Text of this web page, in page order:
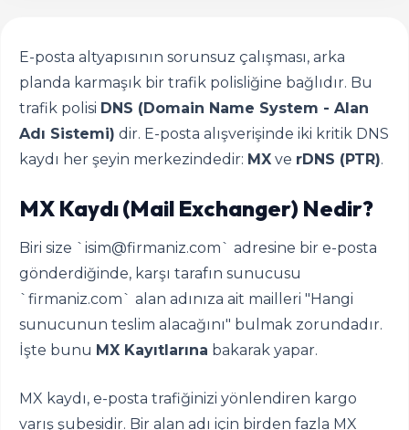
E-posta altyapısının sorunsuz çalışması, arka
planda karmaşık bir trafik polisliğine bağlıdır. Bu
trafik polisi DNS (Domain Name System - Alan
Adı Sistemi) dir. E-posta alışverişinde iki kritik DNS
kaydı her şeyin merkezindedir: MX ve rDNS (PTR).
MX Kaydı (Mail Exchanger) Nedir?
Biri size ` isim@firmaniz.com` adresine bir e-posta
gönderdiğinde, karşı tarafın sunucusu
`firmaniz.com` alan adınıza ait mailleri "Hangi
sunucunun teslim alacağını" bulmak zorundadır.
İşte bunu MX Kayıtlarına bakarak yapar.
MX kaydı, e-posta trafiğinizi yönlendiren kargo
varış şubesidir. Bir alan adı için birden fazla MX